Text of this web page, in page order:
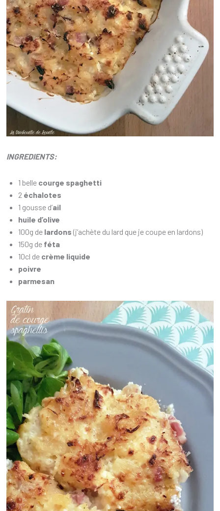
INGREDIENTS:
1 belle courge spaghetti
2 échalotes
1 gousse d’ail
huile d’olive
100g de lardons (j’achète du lard que je coupe en lardons)
150g de féta
10cl de crème liquide
poivre
parmesan